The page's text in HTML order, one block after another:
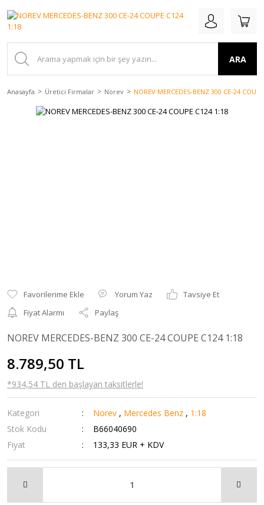
ARA
Anasayfa Üretici Firmalar Norev NOREV MERCEDES-BENZ 300 CE-24
Yorum Yaz
Tavsiye Et
Fiyat Alarmı
Paylaş
NOREV MERCEDES-BENZ 300 CE-24 COUPE C124 1:18
8.789,50 TL
*934,54 TL den başlayan taksitlerle!
Kategori Norev , Mercedes Benz , 1:18
Stok Kodu
B66040690
Fiyat
133,33 EUR + KDV